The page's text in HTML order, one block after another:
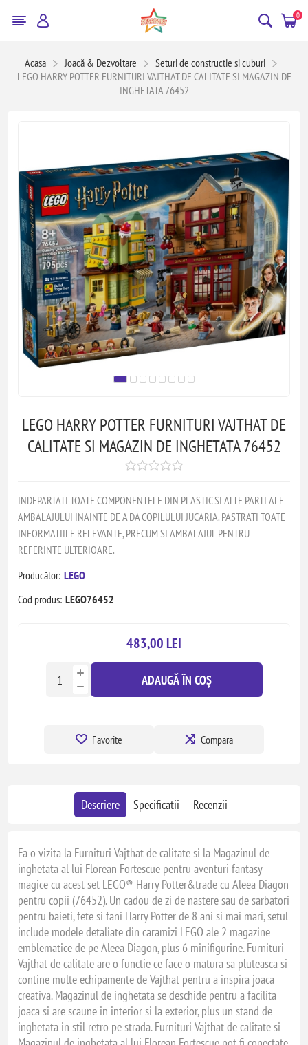
0
Acasa Joacă & Dezvoltare
Seturi de constructie si cuburi
LEGO HARRY POTTER FURNITURI VAJTHAT DE CALITATE SI MAGAZIN DE
INGHETATA 76452
LEGO HARRY POTTER FURNITURI VAJTHAT DE
CALITATE SI MAGAZIN DE INGHETATA 76452
INDEPARTATI TOATE COMPONENTELE DIN PLASTIC SI ALTE PARTI ALE
AMBALAJULUI INAINTE DE A DA COPILULUI JUCARIA. PASTRATI TOATE
INFORMATIILE RELEVANTE, PRECUM SI AMBALAJUL PENTRU
REFERINTE ULTERIOARE.
Producător: LEGO
Cod produs: LEGO76452
483,00 LEI
ADAUGĂ ÎN COȘ
Favorite Compara
Descriere Specificatii Recenzii
Fa o vizita la Furnituri Vajthat de calitate si la Magazinul de
inghetata al lui Florean Fortescue pentru aventuri fantasy
magice cu acest set LEGO® Harry Potter&trade cu Aleea Diagon
pentru copii (76452). Un cadou de zi de nastere sau de sarbatori
pentru baieti, fete si fani Harry Potter de 8 ani si mai mari, setul
include modele detaliate din caramizi LEGO ale 2 magazine
emblematice de pe Aleea Diagon, plus 6 minifigurine. Furnituri
Vajthat de calitate are o functie ce face o matura sa pluteasca si
contine multe echipamente de Vajthat pentru a inspira joaca
creativa. Magazinul de inghetata se deschide pentru a facilita
joaca si are scaune in interior si la exterior, plus un stand de
inghetata in stil retro pe strada. Furnituri Vajthat de calitate si